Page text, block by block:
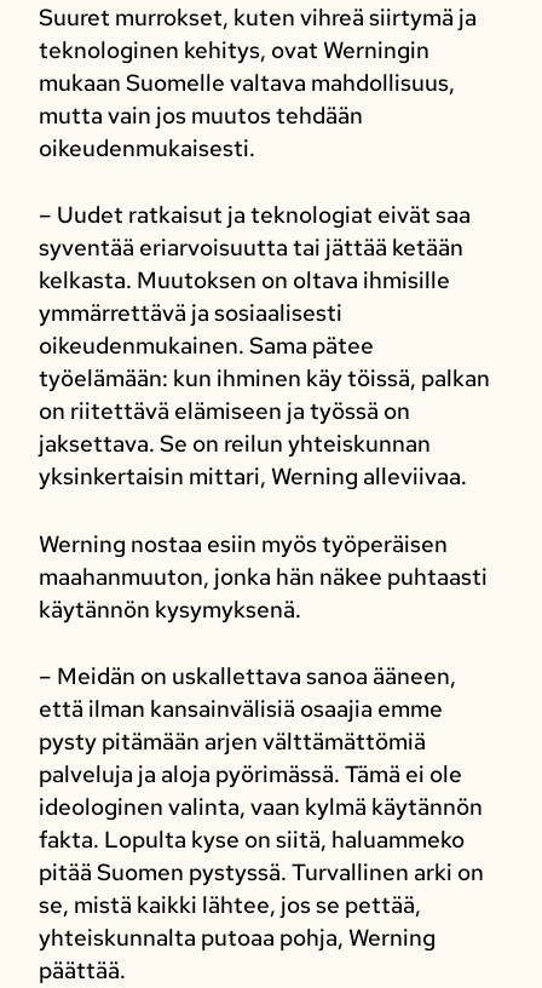
Suuret murrokset, kuten vihreä siirtymä ja
teknologinen kehitys, ovat Werningin
mukaan Suomelle valtava mahdollisuus,
mutta vain jos muutos tehdään
oikeudenmukaisesti.
– Uudet ratkaisut ja teknologiat eivät saa
syventää eriarvoisuutta tai jättää ketään
kelkasta. Muutoksen on oltava ihmisille
ymmärrettävä ja sosiaalisesti
oikeudenmukainen. Sama pätee
työelämään: kun ihminen käy töissä, palkan
on riitettävä elämiseen ja työssä on
jaksettava. Se on reilun yhteiskunnan
yksinkertaisin mittari, Werning alleviivaa.
Werning nostaa esiin myös työperäisen
maahanmuuton, jonka hän näkee puhtaasti
käytännön kysymyksenä.
– Meidän on uskallettava sanoa ääneen,
että ilman kansainvälisiä osaajia emme
pysty pitämään arjen välttämättömiä
palveluja ja aloja pyörimässä. Tämä ei ole
ideologinen valinta, vaan kylmä käytännön
fakta. Lopulta kyse on siitä, haluammeko
pitää Suomen pystyssä. Turvallinen arki on
se, mistä kaikki lähtee, jos se pettää,
yhteiskunnalta putoaa pohja, Werning
päättää.